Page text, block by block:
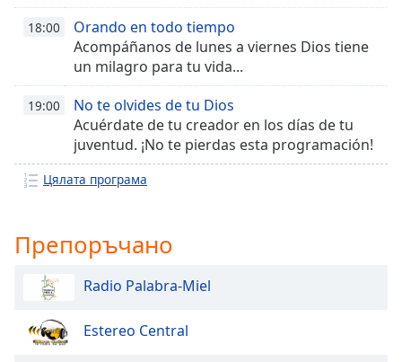
End
18:00
Orando en todo tiempo
Acompáñanos de lunes a viernes Dios tiene
un milagro para tu vida...
19:00
No te olvides de tu Dios
Acuérdate de tu creador en los días de tu
juventud. ¡No te pierdas esta programación!
Цялата програма
Препоръчано
Radio Palabra-Miel
Estereo Central